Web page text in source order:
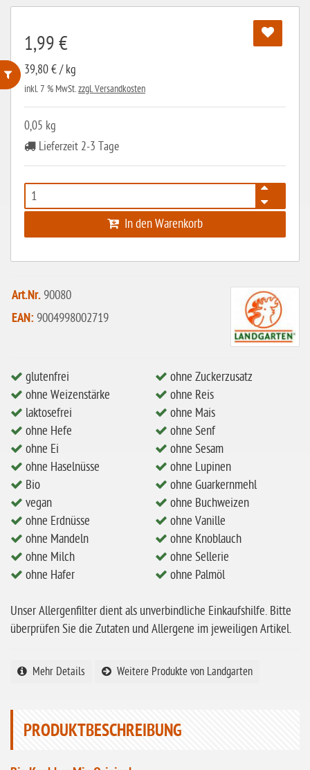
ohne Weizenstärke
laktosefrei
ohne Hefe
ohne Ei
ohne Soja
ohne Milch
ohne Hafer
ohne Zuckerzusatz
ohne Reis
ohne Mais
ohne Senf
ohne Sesam
ohne Lupinen
ohne Guarkernmehl
ohne Buchweizen
ohne Vanille
ohne Sellerie
ohne
1,99 €
39,80 € / kg
inkl. 7 % MwSt.zzgl. Versandkosten
0,05 kg
Lieferzeit 2-3 Tage
In den Warenkorb
Art.Nr. 90080
EAN: 9004998002719
glutenfrei
ohne Weizenstärke
laktosefrei
ohne Hefe
ohne Ei
ohne Haselnüsse
Bio
vegan
ohne Erdnüsse
ohne Mandeln
ohne Milch
ohne Hafer
ohne Zuckerzusatz
ohne Reis
ohne Mais
ohne Senf
ohne Sesam
ohne Lupinen
ohne Guarkernmehl
ohne Buchweizen
ohne Vanille
ohne Knoblauch
ohne Sellerie
ohne Palmöl
Unser Allergenfilter dient als unverbindliche Einkaufshilfe. Bitte
überprüfen Sie die Zutaten und Allergene im jeweiligen Artikel.
Mehr Details Weitere Produkte von Landgarten
PRODUKTBESCHREIBUNG